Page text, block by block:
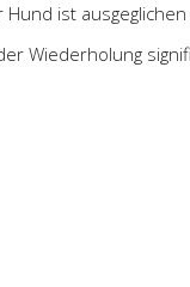
ist
Wiederholung